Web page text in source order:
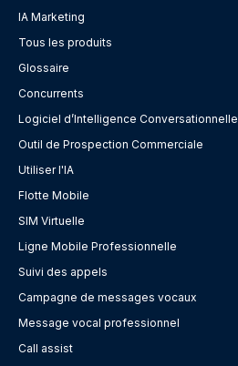
IA Marketing
Tous les produits
Glossaire
Concurrents
Logiciel d’Intelligence Conversationnelle
Outil de Prospection Commerciale
Utiliser l'IA
Flotte Mobile
SIM Virtuelle
Ligne Mobile Professionnelle
Suivi des appels
Campagne de messages vocaux
Message vocal professionnel
Call assist